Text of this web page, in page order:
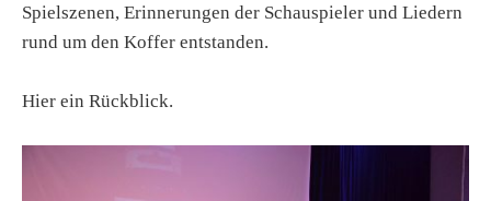
Spielszenen, Erinnerungen der Schauspieler und Liedern
rund um den Koffer entstanden.
Hier ein Rückblick.